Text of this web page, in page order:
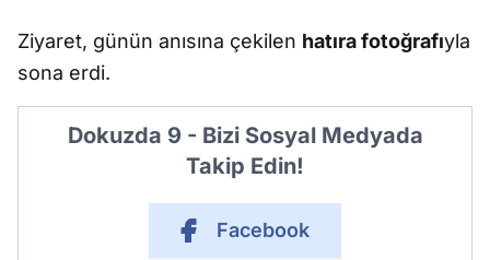
Ziyaret, günün anısına çekilen hatıra fotoğrafıyla
sona erdi.
Dokuzda 9 - Bizi Sosyal Medyada
Takip Edin!
Facebook